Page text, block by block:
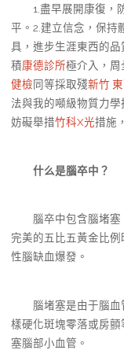
1.盡早展開康復，
平。2.建立信念，保持
具，進步生涯東西的
積康德診所極介入，周
健檢同等採取殘新竹
法與我的噸級物質力
妨礙舉措竹科X光措施
什么是腦卒中？
腦卒中包含腦堵塞
完美的五比五黃金比
性腦缺血爆發。
腦堵塞是由于腦血
樣硬化斑塊零落或房
塞腦部小血管。